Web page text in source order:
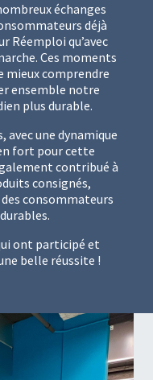
échanges
déjà
Réemploi qu’avec
Ces moments
mieux comprendre
ensemble notre
plus durable.
une dynamique
fort pour cette
contribué à
consignés,
consommateurs
ont participé et
belle réussite !